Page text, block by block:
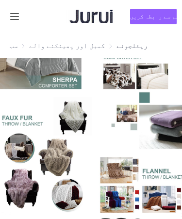
ہم سے رابطہ کریں
سب کمبل اور پھینکنے والے کمبل اور پھینکنے والے
ریئلجوئے
مصنوعات
ہمارے بارے میں
خبریں
ہم سے رابطہ کریں